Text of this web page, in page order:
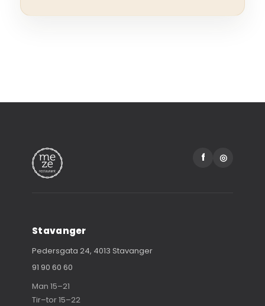
f ◎
Stavanger
Pedersgata 24, 4013 Stavanger
91 90 60 60
Man 15–21
Tir–tor 15–22